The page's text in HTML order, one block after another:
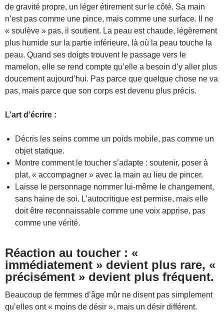
de gravité propre, un léger étirement sur le côté. Sa main
n’est pas comme une pince, mais comme une surface. Il ne
« soulève » pas, il soutient. La peau est chaude, légèrement
plus humide sur la partie inférieure, là où la peau touche la
peau. Quand ses doigts trouvent le passage vers le
mamelon, elle se rend compte qu’elle a besoin d’y aller plus
doucement aujourd’hui. Pas parce que quelque chose ne va
pas, mais parce que son corps est devenu plus précis.
L’art d’écrire :
Décris les seins comme un poids mobile, pas comme un
objet statique.
Montre comment le toucher s’adapte : soutenir, poser à
plat, « accompagner » avec la main au lieu de pincer.
Laisse le personnage nommer lui-même le changement,
sans haine de soi. L’autocritique est permise, mais elle
doit être reconnaissable comme une voix apprise, pas
comme une vérité.
Réaction au toucher : «
immédiatement » devient plus rare, «
précisément » devient plus fréquent.
Beaucoup de femmes d’âge mûr ne disent pas simplement
qu’elles ont « moins de désir », mais un désir différent.